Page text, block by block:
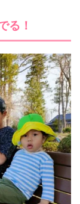
る！